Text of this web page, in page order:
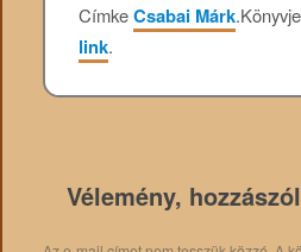
CímkeCsabai Márk.
link.
Vélemény,